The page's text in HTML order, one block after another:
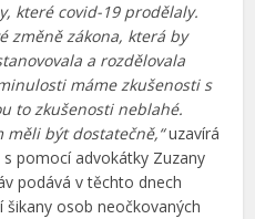
které covid-19 prodělaly.
změně zákona, která by
a rozdělovala
máme zkušenosti s
to zkušenosti neblahé.
měli být dostatečně,“uzavírá
pomocí advokátky Zuzany
podává v těchto dnech
osob neočkovaných